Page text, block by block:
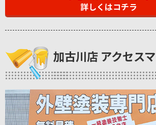
詳しくはコチラ
加古川店 アクセス